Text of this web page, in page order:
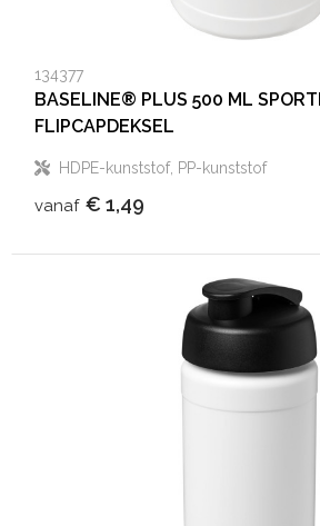
134377
BASELINE® PLUS 500 ML
FLIPCAPDEKSEL
HDPE-kunststof, PP-kunststof
vanaf € 1,49